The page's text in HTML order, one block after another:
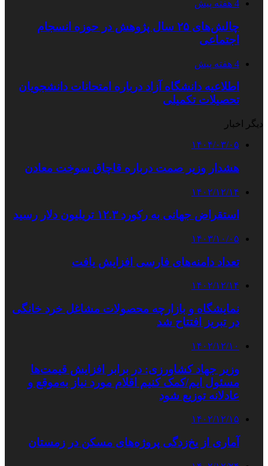
4 هفته پیش
چالش‌های ۲۵ سال پژوهش در حوزه انسجام
اجتماعی
4 هفته پیش
اطلاعیه دانشگاه آزاد درباره امتحانات دانشجویان
تحصیلات تکمیلی
دیگر اخبار
۱۴۰۴/۰۳/۰۵
هشدار وزیر صمت درباره قاچاق سوخت معادن
۱۴۰۲/۱۲/۱۴
استقراض جهانی به رکورد ۱۲.۳ تریلیون دلار رسید
۱۴۰۳/۱۰/۰۵
تعداد دامنه‌های فارسی افزایش یافت
۱۴۰۲/۱۲/۱۴
نمایشگاه و بازارچه محصولات مشاغل خرد خانگی
در تبریز افتتاح شد
۱۴۰۲/۱۲/۱۰
وزیر جهاد کشاورزی: در برابر افزایش قیمت‌ها
مسئول‌ ایم/کمک کنیم اقلام مورد نیاز به‌موقع و
عادلانه توزیع شود
۱۴۰۲/۱۲/۱۵
آماری از یخ‌زدگی پروژه‌های مسکن در زمستان